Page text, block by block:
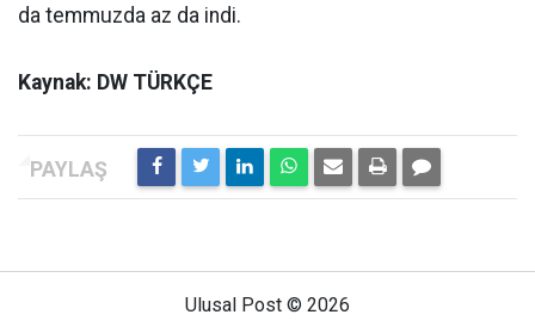
da temmuzda az da indi.
Kaynak: DW TÜRKÇE
Ulusal Post © 2026